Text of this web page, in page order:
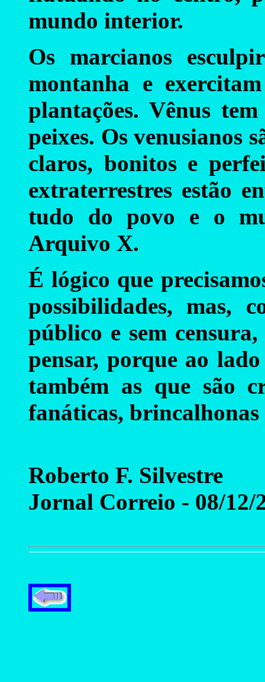
mundo interior.
Os marcianos
montanha e
plantações. Vênus
peixes. Os venusianos
claros, bonitos e
extraterrestres estão
tudo do povo e o
Arquivo X.
É lógico que
possibilidades, mas,
público e sem
pensar, porque ao
também as que são
fanáticas,
Roberto F. Silvestre
Jornal Correio - 08/12/